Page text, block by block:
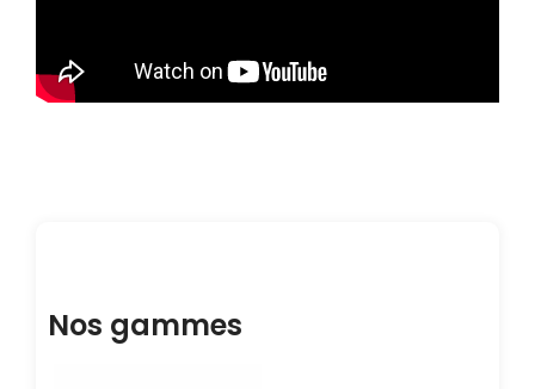
Nos gammes